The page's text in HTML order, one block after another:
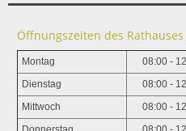
Öffnungszeiten des Rathauses
Montag 08:00 -
Dienstag 08:00 -
Mittwoch 08:00 -